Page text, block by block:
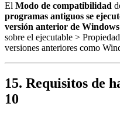
El Modo de compatibilidad
programas antiguos se
versión anterior de Windows
sobre el ejecutable >
versiones anteriores como
15. Requisitos de
10